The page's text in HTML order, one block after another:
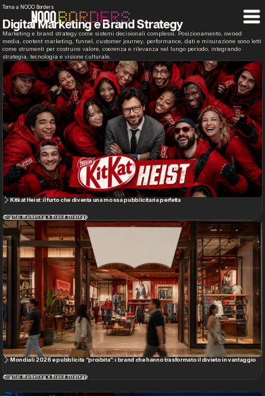
Torna a NOOO Borders
Digital Marketing e Brand Strategy
Marketing e brand strategy come sistemi decisionali complessi. Posizionamento, owned
media, content marketing, funnel, customer journey, performance, dati e misurazione sono letti
come strumenti per costruire valore, coerenza e rilevanza nel lungo periodo, integrando
strategia, tecnologia e visione culturale.
Kitkat Heist: il furto che diventa una mossa pubblicitaria perfetta
Digital Marketing e Brand Strategy
Mondiali 2026 e pubblicità “proibita”: i brand che hanno trasformato il divieto in vantaggio
Digital Marketing e Brand Strategy